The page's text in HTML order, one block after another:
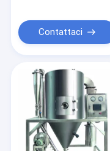
Contattaci